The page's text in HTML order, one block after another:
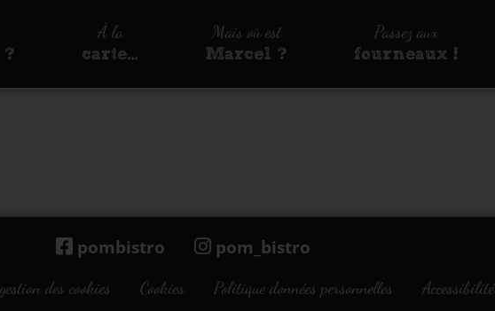
?
À la
carte…
Mais où est
Marcel ?
Passez aux
fourneaux !
pombistro pom_bistro
des cookies Cookies Politique données personnelles Accessibilité